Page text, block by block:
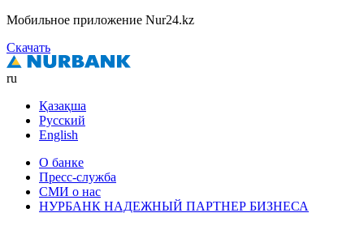
Мобильное приложение Nur24.kz
Скачать
ru
Қазақша
Русский
English
О банке
Пресс-служба
СМИ о нас
НУРБАНК НАДЕЖНЫЙ ПАРТНЕР БИЗНЕСА